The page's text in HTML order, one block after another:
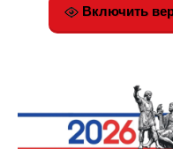
Включить